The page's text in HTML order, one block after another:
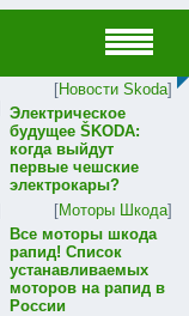
[Новости Skoda]
Электрическое
будущее ŠKODA:
когда выйдут
первые чешские
электрокары?
[Моторы Шкода]
Все моторы шкода
рапид! Список
устанавливаемых
моторов на рапид в
России